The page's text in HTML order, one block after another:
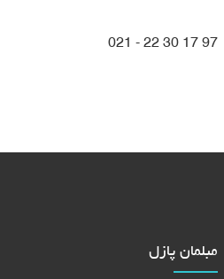
97 17 30 22 - 021
مبلمان پازل